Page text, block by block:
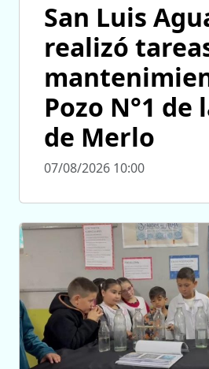
San Luis
realizó
Pozo N°1 de
de Merlo
07/08/2026 10:00